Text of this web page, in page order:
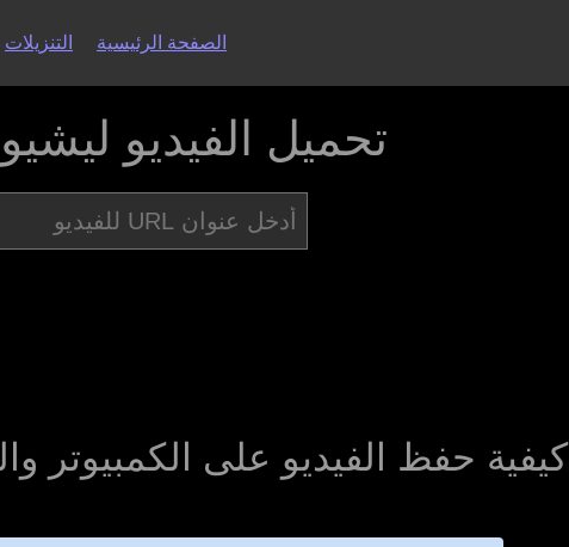
الصفحة الرئيسية التنزيلات
تحميل الفيديو
كيفية حفظ الفيديو على الكمبيوتر